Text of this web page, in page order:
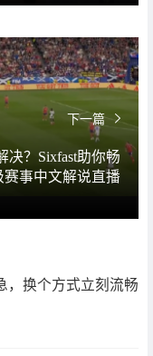
下一篇
决？Sixfast助你畅
事中文解说直播
，换个方式立刻流畅